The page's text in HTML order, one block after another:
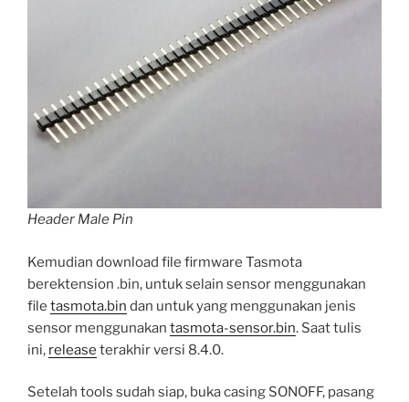
Header Male Pin
Kemudian download file firmware Tasmota
berektension .bin, untuk selain sensor menggunakan
file tasmota.bin dan untuk yang menggunakan jenis
sensor menggunakan tasmota-sensor.bin. Saat tulis
ini, release terakhir versi 8.4.0.
Setelah tools sudah siap, buka casing SONOFF, pasang